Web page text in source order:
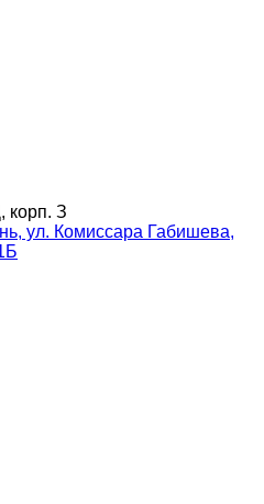
корп. З
ул. Комиссара Габишева,